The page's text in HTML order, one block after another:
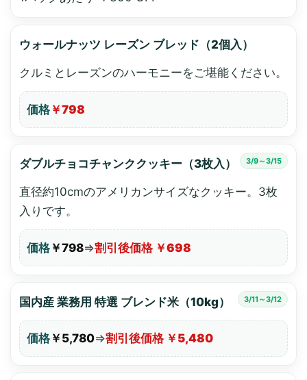
ウォールナッツ レーズン ブレッド（2個入）
クルミとレーズンのハーモニーをご堪能ください。
価格 ￥798
ダブルチョコチャンククッキー（3枚入） 3/9～3/15
直径約10cmのアメリカンサイズなクッキー。3枚
入りです。
価格 ￥798⇒割引後価格 ￥698
国内産 業務用 特選 ブレンド米（10kg） 3/11～3/12
価格 ￥5,780⇒割引後価格 ￥5,480